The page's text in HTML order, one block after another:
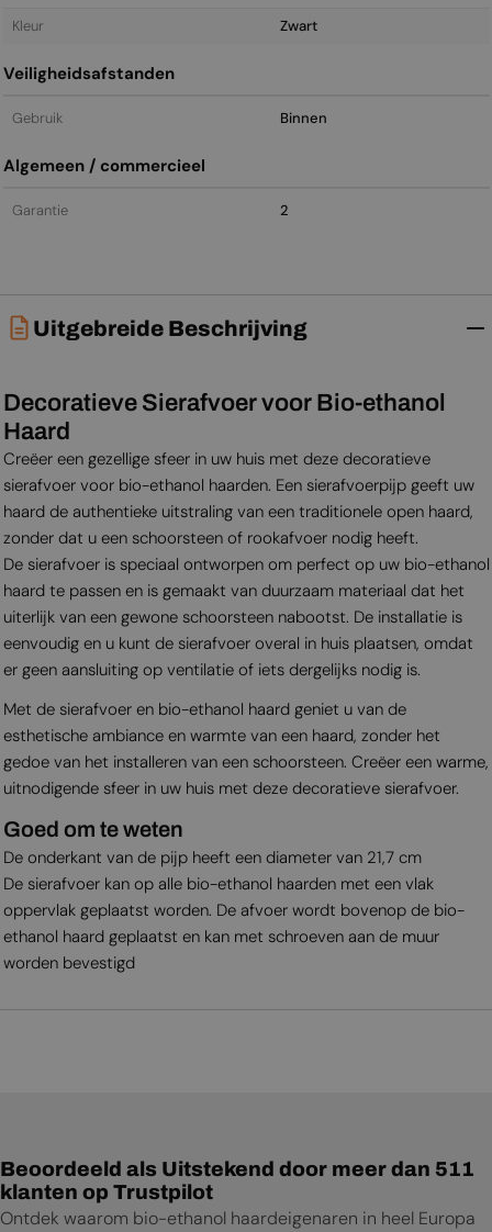
Kleur
Zwart
Veiligheidsafstanden
Gebruik Binnen
Algemeen / commercieel
Garantie 2
Uitgebreide Beschrijving
Decoratieve Sierafvoer voor Bio-ethanol
Haard
Creëer een gezellige sfeer in uw huis met deze decoratieve
sierafvoer voor bio-ethanol haarden. Een sierafvoerpijp geeft uw
haard de authentieke uitstraling van een traditionele open haard,
zonder dat u een schoorsteen of rookafvoer nodig heeft.
De sierafvoer is speciaal ontworpen om perfect op uw bio-ethanol
haard te passen en is gemaakt van duurzaam materiaal dat het
uiterlijk van een gewone schoorsteen nabootst. De installatie is
eenvoudig en u kunt de sierafvoer overal in huis plaatsen, omdat
er geen aansluiting op ventilatie of iets dergelijks nodig is.
Met de sierafvoer en bio-ethanol haard geniet u van de
esthetische ambiance en warmte van een haard, zonder het
gedoe van het installeren van een schoorsteen. Creëer een warme,
uitnodigende sfeer in uw huis met deze decoratieve sierafvoer.
Goed om te weten
De onderkant van de pijp heeft een diameter van 21,7 cm
De sierafvoer kan op alle bio-ethanol haarden met een vlak
oppervlak geplaatst worden. De afvoer wordt bovenop de bio-
ethanol haard geplaatst en kan met schroeven aan de muur
worden bevestigd
Beoordeeld als Uitstekend door meer dan 511
klanten op Trustpilot
Ontdek waarom bio-ethanol haardeigenaren in heel Europa